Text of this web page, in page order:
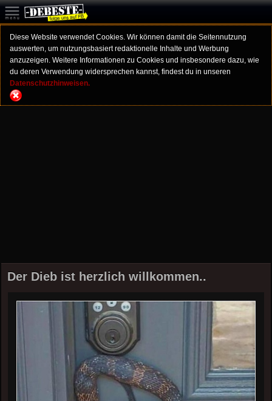
Diese Website verwendet Cookies. Wir können damit die Seitennutzung
auswerten, um nutzungsbasiert redaktionelle Inhalte und Werbung
anzuzeigen. Weitere Informationen zu Cookies und insbesondere dazu, wie
du deren Verwendung widersprechen kannst, findest du in unseren
Datenschutzhinweisen.
Der Dieb ist herzlich willkommen..